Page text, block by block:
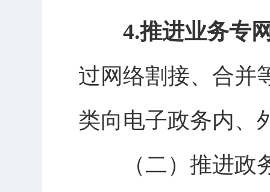
4.推进业务专
过网络割接、合并
类向电子政务内、
（二）推进